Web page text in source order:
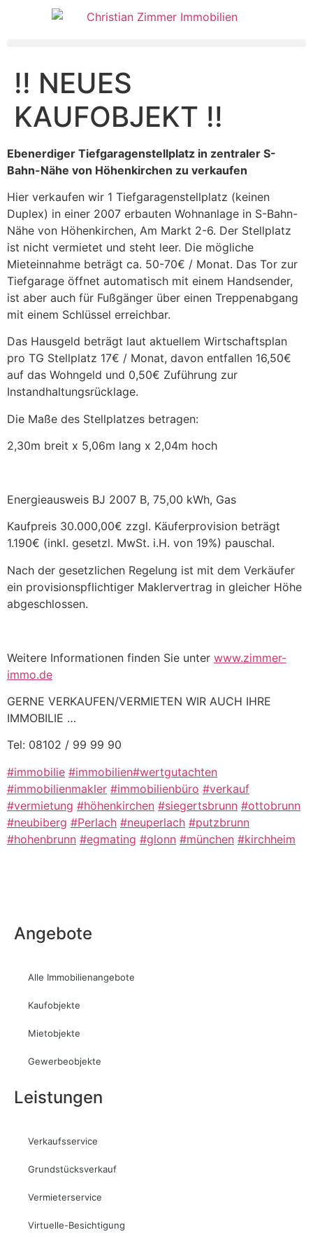
!! NEUES
KAUFOBJEKT !!
Ebenerdiger Tiefgaragenstellplatz in zentraler S-
Bahn-Nähe von Höhenkirchen zu verkaufen
Hier verkaufen wir 1 Tiefgaragenstellplatz (keinen
Duplex) in einer 2007 erbauten Wohnanlage in S-Bahn-
Nähe von Höhenkirchen, Am Markt 2-6. Der Stellplatz
ist nicht vermietet und steht leer. Die mögliche
Mieteinnahme beträgt ca. 50-70€ / Monat. Das Tor zur
Tiefgarage öffnet automatisch mit einem Handsender,
ist aber auch für Fußgänger über einen Treppenabgang
mit einem Schlüssel erreichbar.
Das Hausgeld beträgt laut aktuellem Wirtschaftsplan
pro TG Stellplatz 17€ / Monat, davon entfallen 16,50€
auf das Wohngeld und 0,50€ Zuführung zur
Instandhaltungsrücklage.
Die Maße des Stellplatzes betragen:
2,30m breit x 5,06m lang x 2,04m hoch
Energieausweis BJ 2007 B, 75,00 kWh, Gas
Kaufpreis 30.000,00€ zzgl. Käuferprovision beträgt
1.190€ (inkl. gesetzl. MwSt. i.H. von 19%) pauschal.
Nach der gesetzlichen Regelung ist mit dem Verkäufer
ein provisionspflichtiger Maklervertrag in gleicher Höhe
abgeschlossen.
Weitere Informationen finden Sie unter www.zimmer-
immo.de
GERNE VERKAUFEN/VERMIETEN WIR AUCH IHRE
IMMOBILIE …
Tel: 08102 / 99 99 90
#immobilie #immobilien#wertgutachten
#immobilienmakler #immobilienbüro #verkauf
#vermietung #höhenkirchen #siegertsbrunn #ottobrunn
#neubiberg #Perlach #neuperlach #putzbrunn
#hohenbrunn #egmating #glonn #münchen #kirchheim
Angebote
Alle Immobilienangebote
Kaufobjekte
Mietobjekte
Gewerbeobjekte
Leistungen
Verkaufsservice
Grundstücksverkauf
Vermieterservice
Virtuelle-Besichtigung